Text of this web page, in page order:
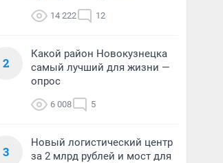
14 222 12
2
Какой район Новокузнецка
самый лучший для жизни —
опрос
6 008 5
3
Новый логистический центр
за 2 млрд рублей и мост для